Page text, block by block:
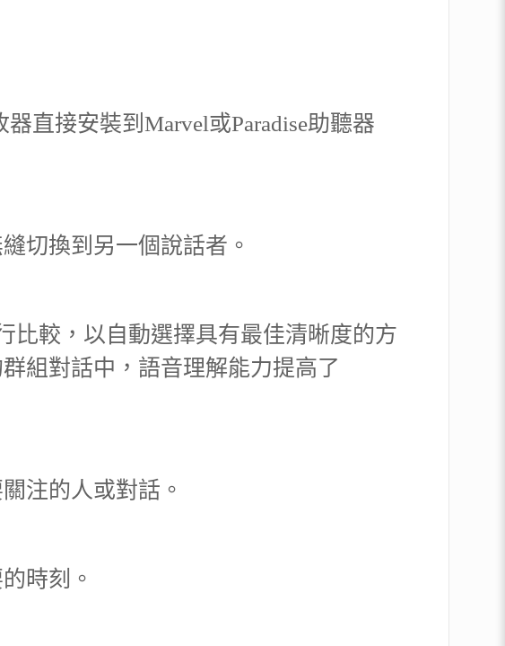
直接安裝到Marvel或Paradise助聽器
切換到另一個說話者。
比較，以自動選擇具有最佳清晰度的方
組對話中，語音理解能力提高了
注的人或對話。
時刻。